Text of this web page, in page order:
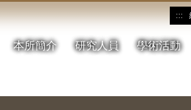
:::
本所簡介 研究人員 學術活動